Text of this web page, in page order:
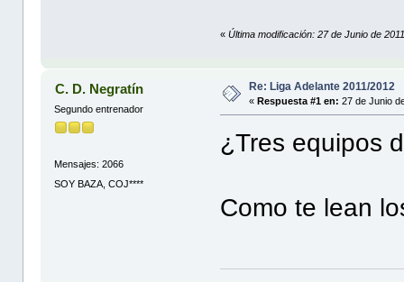
«Última modificación: 27 de Junio de
C. D. Negratín
Segundo entrenador
Mensajes: 2066
SOY BAZA, COJ****
Re: Liga Adelante 2011/2012
«Respuesta #1 en: 27 de Junio
¿Tres equipos
Como te lean